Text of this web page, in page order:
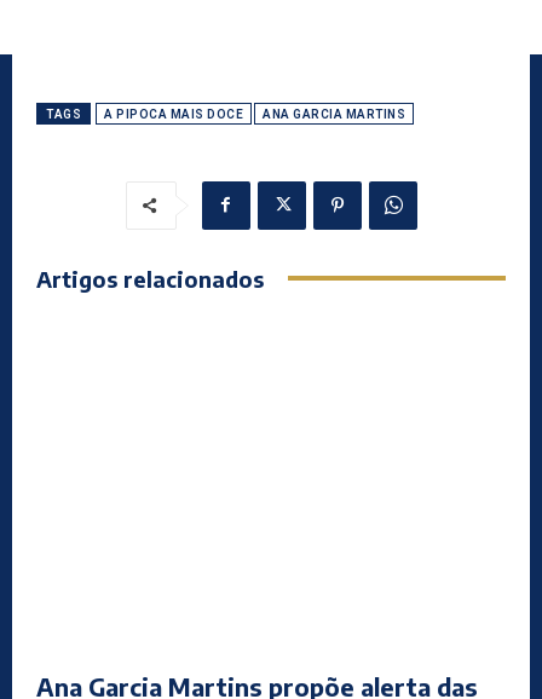
TAGS A PIPOCA MAIS DOCE ANA GARCIA MARTINS
Artigos relacionados
Ana Garcia Martins propõe alerta das